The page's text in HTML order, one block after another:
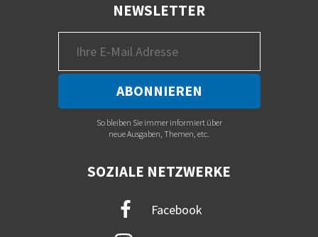
NEWSLETTER
So bleiben Sie immer informiert über
neue Ausgaben, Themen, etc.
SOZIALE NETZWERKE
Facebook